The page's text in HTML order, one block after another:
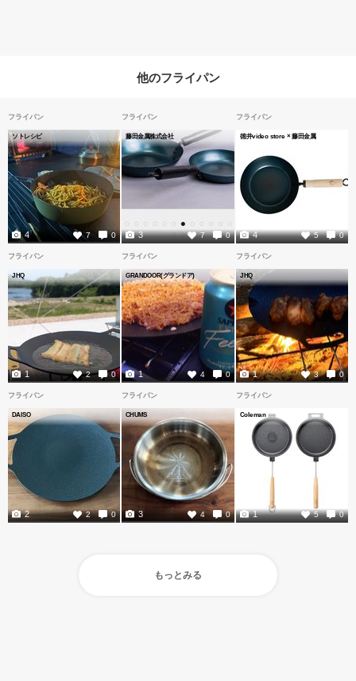
他のフライパン
フライパン
ソトレシピ
7 0
4
フライパン
藤田金属株式会社
7 0
3
フライパン
徳井video store × 藤田金属
5 0
4
フライパン
JHQ
2 0
1
フライパン
GRANDOOR(グランドア)
4 0
1
フライパン
JHQ
3 0
1
フライパン
DAISO
2 0
2
フライパン
CHUMS
4 0
3
フライパン
Coleman
5 0
1
もっとみる